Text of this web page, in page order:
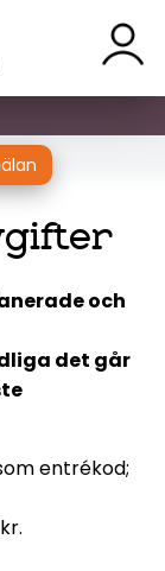
och
det går
entrékod;